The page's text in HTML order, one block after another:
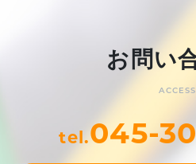
お問い
ACCESS
tel.045-